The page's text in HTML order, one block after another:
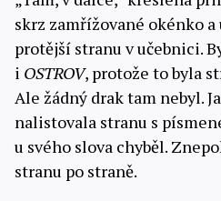
skrz zamřížované okénko
protější stranu v učebnici.
i OSTROV, protože to byla
Ale žádný drak tam nebyl.
nalistovala stranu s
u svého slova chyběl.
stranu po straně.